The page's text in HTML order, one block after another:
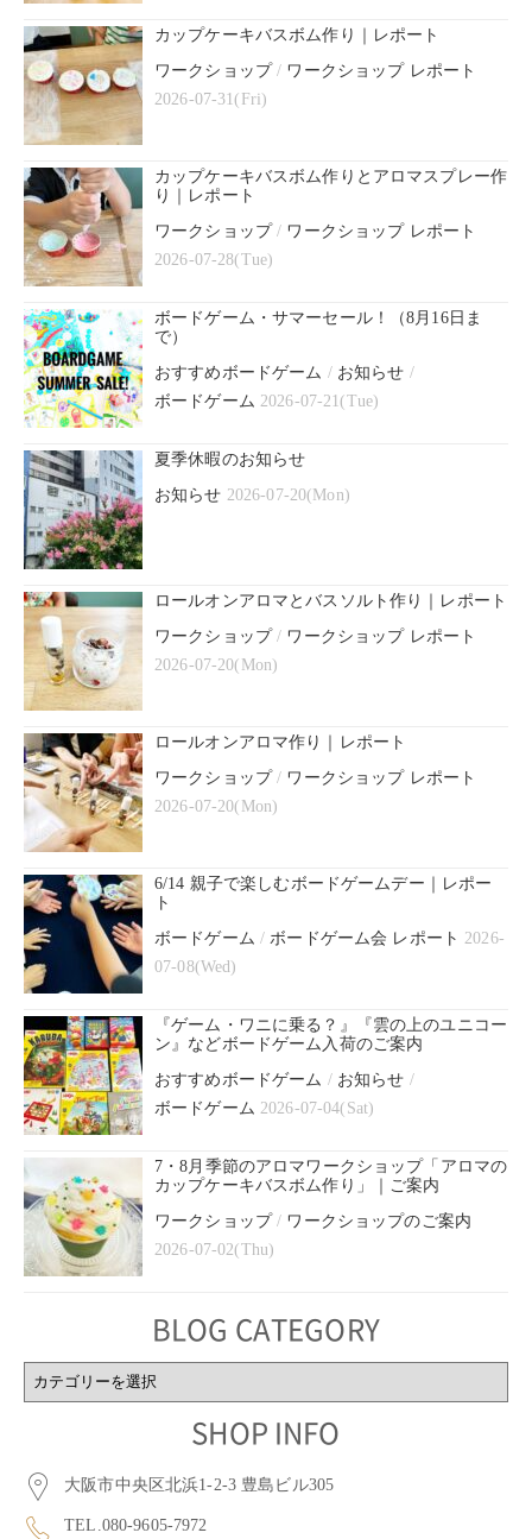
カップケーキバスボム作り｜レポート
ワークショップ/ ワークショップ レポート
2026-07-31(Fri)
カップケーキバスボム作りとアロマスプレー作
り｜レポート
ワークショップ/ ワークショップ レポート
2026-07-28(Tue)
ボードゲーム・サマーセール！（8月16日ま
で）
おすすめボードゲーム / お知らせ /
ボードゲーム 2026-07-21(Tue)
夏季休暇のお知らせ
お知らせ 2026-07-20(Mon)
ロールオンアロマとバスソルト作り｜レポート
ワークショップ/ ワークショップ レポート
2026-07-20(Mon)
ロールオンアロマ作り｜レポート
ワークショップ/ ワークショップ レポート
2026-07-20(Mon)
6/14 親子で楽しむボードゲームデー｜レポー
ト
ボードゲーム /ボードゲーム会 レポート 2026-
07-08(Wed)
『ゲーム・ワニに乗る？』『雲の上のユニコー
ン』などボードゲーム入荷のご案内
おすすめボードゲーム / お知らせ /
ボードゲーム 2026-07-04(Sat)
7・8月季節のアロマワークショップ「アロマの
カップケーキバスボム作り」｜ご案内
ワークショップ/ ワークショップのご案内
2026-07-02(Thu)
BLOG CATEGORY
BLOG
CATEGORY
SHOP INFO
大阪市中央区北浜1-2-3 豊島ビル305
TEL.080-9605-7972